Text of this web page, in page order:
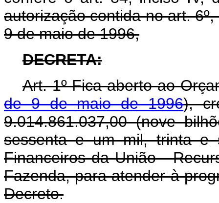
autorização contida no art.
9 de maio de 1996,
DECRETA:
Art. 1º Fica aberto ao
de 9 de maio de 1996),
9.014.861.037,00 (nove
sessenta e um mil, trinta e
Financeiros da União -
Fazenda, para atender à
Decreto.